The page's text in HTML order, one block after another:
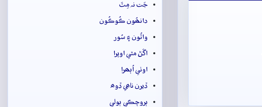
جَت نہ مِٽَ
دانھُون ڪُوڪُون
واٽُون ۽ سُور
اڱڻ مٿي اوپرا
اوٺي اُٻھرا
ڏيرن ناھي ڏوھ
ٻروچڪي ٻولي